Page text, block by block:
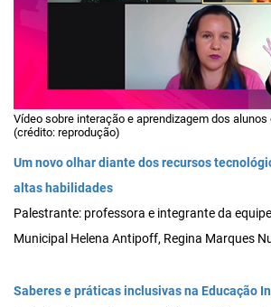
Vídeo sobre interação e aprendizagem dos
(crédito: reprodução)
Um novo olhar diante dos recursos
altas habilidades
Palestrante: professora e integrante da
Municipal Helena Antipoff, Regina Marques
Saberes e práticas inclusivas na Educação